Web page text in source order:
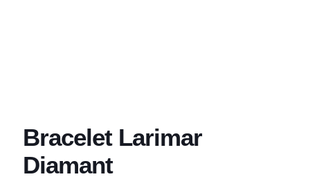
Bracelet Larimar
Diamant